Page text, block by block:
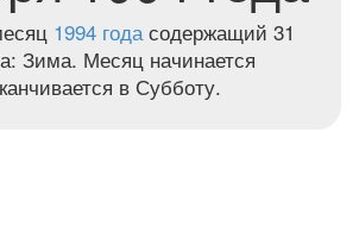
1994 годасодержащий 31
Зима. Месяц начинается
в Субботу.